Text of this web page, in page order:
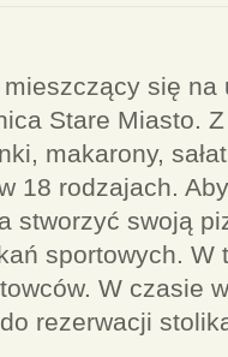
się na
Stare Miasto.
makarony,
18 rodzajach.
stworzyć swoją
sportowych. W
W czasie
rezerwacji